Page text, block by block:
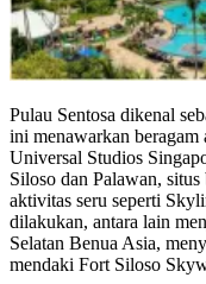
Pulau Sentosa dikenal
ini menawarkan beragam
Universal Studios
Siloso dan Palawan,
aktivitas seru seperti
dilakukan, antara lain
Selatan Benua Asia,
mendaki Fort Siloso